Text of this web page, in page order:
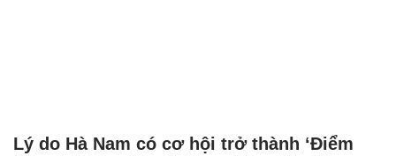
Lý do Hà Nam có cơ hội trở thành ‘Điểm